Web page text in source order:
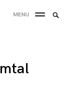
MENU